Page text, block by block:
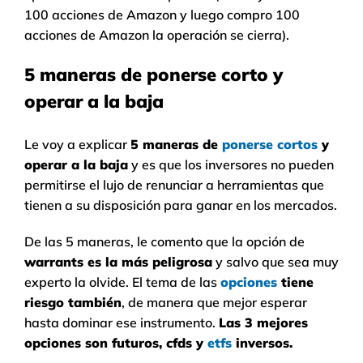
100 acciones de Amazon y luego compro 100
acciones de Amazon la operación se cierra).
5 maneras de ponerse corto y
operar a la baja
Le voy a explicar 5 maneras de ponerse cortos y
operar a la baja y es que los inversores no pueden
permitirse el lujo de renunciar a herramientas que
tienen a su disposición para ganar en los mercados.
De las 5 maneras, le comento que la opción de
warrants es la más peligrosa y salvo que sea muy
experto la olvide. El tema de las opciones tiene
riesgo también, de manera que mejor esperar
hasta dominar ese instrumento. Las 3 mejores
opciones son futuros, cfds y etfs inversos.